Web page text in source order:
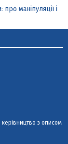
маніпуляції і
керівництво з описом